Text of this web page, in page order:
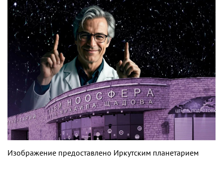
Изображение предоставлено Иркутским планетарием